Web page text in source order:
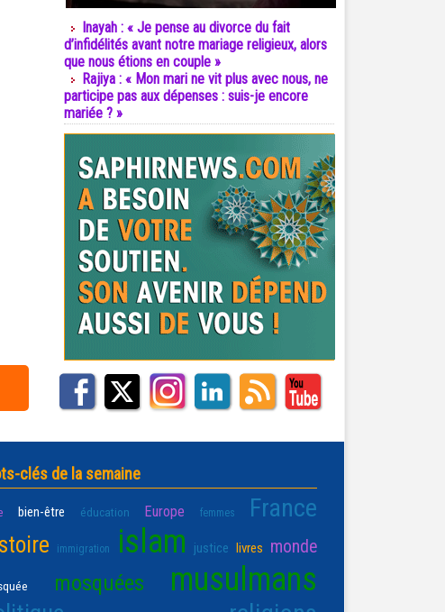
Inayah : « Je pense au divorce du fait
d’infidélités avant notre mariage religieux, alors
que nous étions en couple »
Rajiya : « Mon mari ne vit plus avec nous, ne
participe pas aux dépenses : suis-je encore
mariée ? »
clés de la semaine
bien-être éducation Europe femmes France
immigration islam justice livres monde
mosquées musulmans